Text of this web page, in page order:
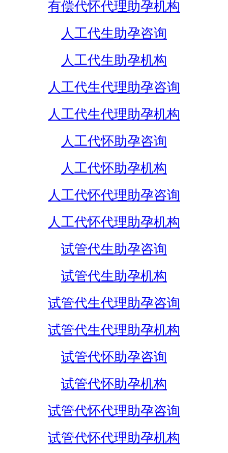
有偿代怀代理助孕机构
人工代生助孕咨询
人工代生助孕机构
人工代生代理助孕咨询
人工代生代理助孕机构
人工代怀助孕咨询
人工代怀助孕机构
人工代怀代理助孕咨询
人工代怀代理助孕机构
试管代生助孕咨询
试管代生助孕机构
试管代生代理助孕咨询
试管代生代理助孕机构
试管代怀助孕咨询
试管代怀助孕机构
试管代怀代理助孕咨询
试管代怀代理助孕机构